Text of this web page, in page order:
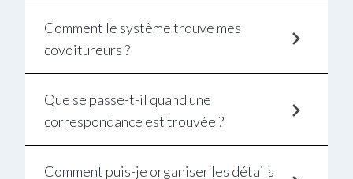
Comment le système trouve mes
covoitureurs ?
Que se passe-t-il quand une
correspondance est trouvée ?
Comment puis-je organiser les détails